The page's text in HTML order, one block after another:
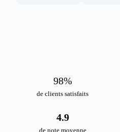
de clients satisfaits
98%
de note moyenne
4.9